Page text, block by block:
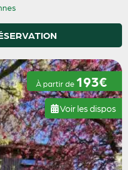
À partir de 193€
Voir les dispos